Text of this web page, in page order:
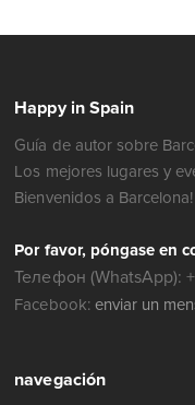
Happy in Spain
Guía de autor sobre
Los mejores lugares y
Bienvenidos a Barcelona!
Por favor, póngase en
Телефон (WhatsApp):
Facebook: enviar un
navegación